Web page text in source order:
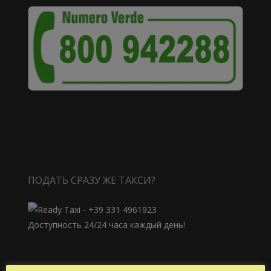
ПОДАТЬ СРАЗУ ЖЕ ТАКСИ?
Доступность 24/24 часа каждый день!